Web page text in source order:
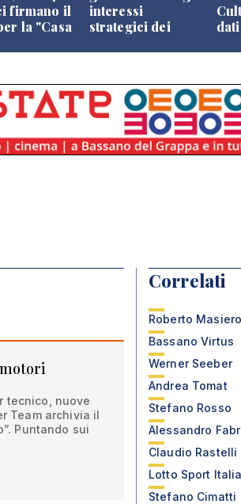
firmano il
la "Casa
interessi
strategici dei
tecnico, nuove
Team archivia il
Puntando sui
Correlati
Roberto Masiero
Bassano Virtus
Werner Seeber
Andrea Tomat
Stefano Rosso
Alessandro
Claudio Rastelli
Lotto Sport Italia
Stefano Cimatti